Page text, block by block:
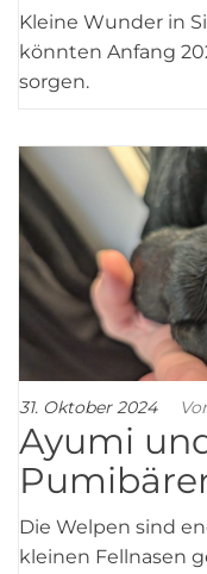
Kleine Wunder in
könnten Anfang
sorgen.
31. Oktober 2024
Ayumi
Die Welpen sind
kleinen Fellnasen